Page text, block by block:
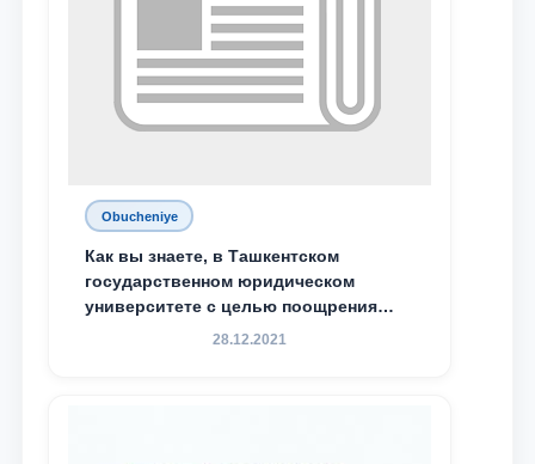
Obucheniye
Как вы знаете, в Ташкентском
государственном юридическом
университете с целью поощрения
талантливых, активных и
28.12.2021